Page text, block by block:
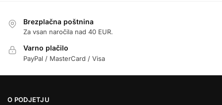
Brezplačna poštnina
Za vsan naročila nad 40 EUR.
Varno plačilo
PayPal / MasterCard / Visa
O PODJETJU